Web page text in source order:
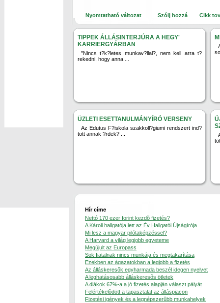
Nyomtatható változat Szólj hozzá Cikk
TIPPEK ÁLLÁSINTERJÚRA A HEGY'
KARRIERGYÁRBAN
"Nincs t?k?letes munkav?llal?, nem kell arra t?
rekedni, hogy anna ...
ÜZLETI ESETTANULMÁNYÍRÓ VERSENY
Az Edutus F?iskola szakkoll?giumi rendszert ind?
tott annak ?rdek? ...
Hír címe
Nettó 170 ezer forint kezdõ fizetés?
A Károli hallgatója lett az Év Hallgatói Újságírója
Mi lesz a magyar pilótaképzéssel?
A Harvard a világ legjobb egyeteme
Megújult az Europass
Sok fiatalnak nincs munkája és megtakarítása
Ezekben az ágazatokban a legjobb a fizetés
Az álláskeresõk egyharmada beszél idegen nyelvet
A leghatásosabb álláskeresõs ötletek
A diákok 67%-a a jó fizetés alapján választ pályát
Felértékelõdött a tapasztalat az álláspiacon
Fizetési igények és a legnépszerûbb munkahelyek